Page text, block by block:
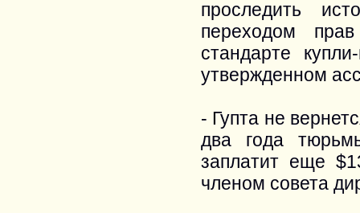
проследить
переходом
стандарте
утвержденном
- Гупта не
два года
заплатит еще
членом совета